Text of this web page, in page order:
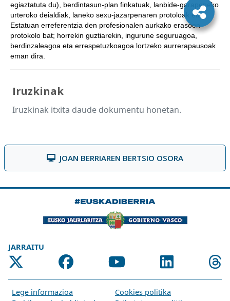
egiaztatuta du), berdintasun-plan finkatuak, lanbide-garapeneko
urteroko deialdiak, laneko sexu-jazarpenaren protoloak eta
Estatuan erreferentzia den profesionalen aurkako erasoen
protokolo bat; horrekin guztiarekin, ingurune seguruagoa,
berdinzaleagoa eta errespetuzkoagoa lortzeko aurrerapausoak
eman dira.
Iruzkinak
Iruzkinak itxita daude dokumentu honetan.
JOAN BERRIAREN BERTSIO OSORA
JARRAITU
Lege informazioa
Cookies politika